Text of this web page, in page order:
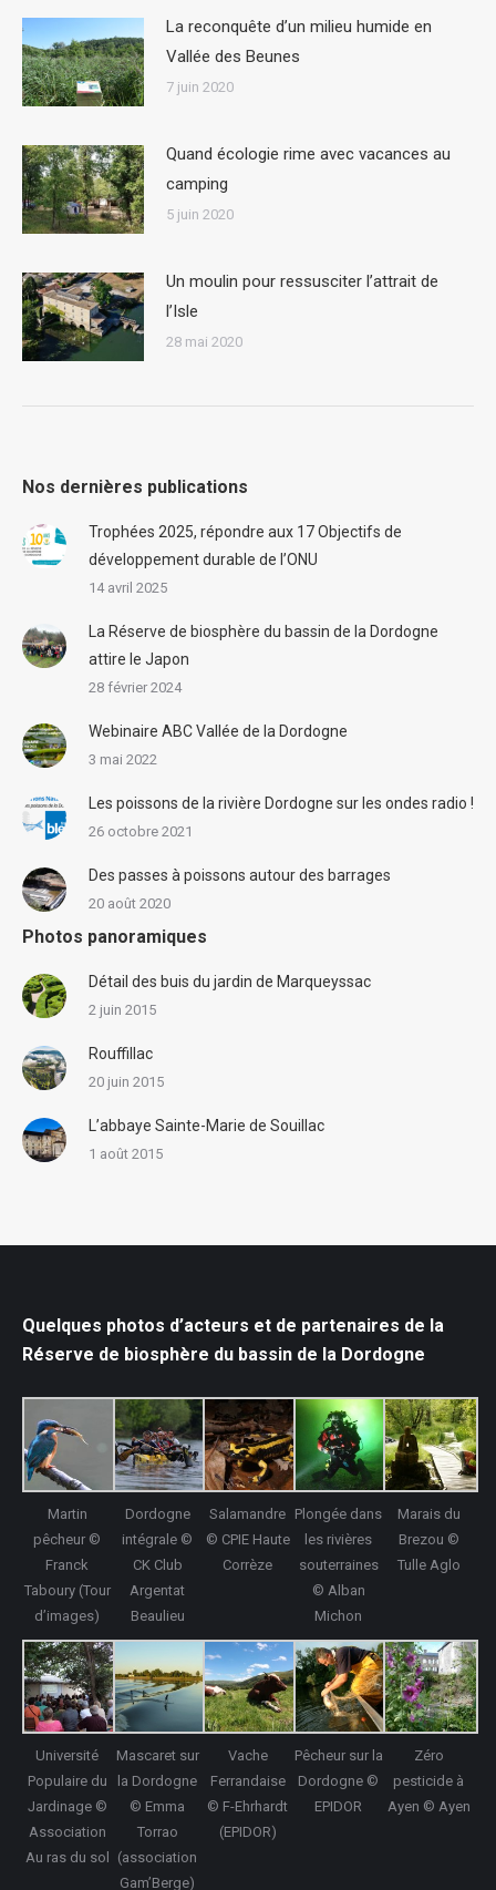
La reconquête d’un milieu humide en
Vallée des Beunes
7 juin 2020
Quand écologie rime avec vacances au
camping
5 juin 2020
Un moulin pour ressusciter l’attrait de
l’Isle
28 mai 2020
Nos dernières publications
Trophées 2025, répondre aux 17 Objectifs de
développement durable de l’ONU
14 avril 2025
La Réserve de biosphère du bassin de la Dordogne
attire le Japon
28 février 2024
Webinaire ABC Vallée de la Dordogne
3 mai 2022
Les poissons de la rivière Dordogne sur les ondes radio !
26 octobre 2021
Des passes à poissons autour des barrages
20 août 2020
Photos panoramiques
Détail des buis du jardin de Marqueyssac
2 juin 2015
Rouffillac
20 juin 2015
L’abbaye Sainte-Marie de Souillac
1 août 2015
Quelques photos d’acteurs et de partenaires de la
Réserve de biosphère du bassin de la Dordogne
Martin
pêcheur ©
Franck
Taboury (Tour
d’images)
Dordogne
intégrale ©
CK Club
Argentat
Beaulieu
Salamandre
© CPIE Haute
Corrèze
Plongée dans
les rivières
souterraines
© Alban
Michon
Marais du
Brezou ©
Tulle Aglo
Université
Populaire du
Jardinage ©
Association
Au ras du sol
Mascaret sur
la Dordogne
© Emma
Torrao
(association
Gam’Berge)
Vache
Ferrandaise
© F-Ehrhardt
(EPIDOR)
Pêcheur sur la
Dordogne ©
EPIDOR
Zéro
pesticide à
Ayen © Ayen